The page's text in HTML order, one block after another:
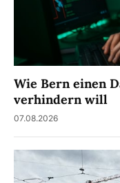
Wie Bern einen
verhindern will
07.08.2026